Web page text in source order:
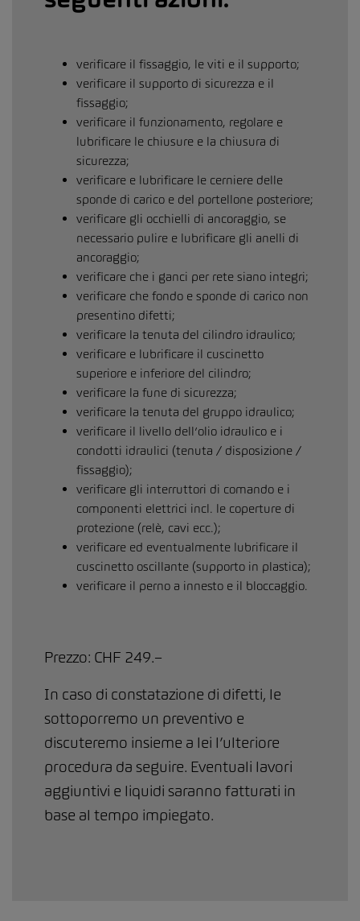
verificare il fissaggio, le viti e il supporto;
verificare il supporto di sicurezza e il
fissaggio;
verificare il funzionamento, regolare e
lubrificare le chiusure e la chiusura di
sicurezza;
verificare e lubrificare le cerniere delle
sponde di carico e del portellone posteriore;
verificare gli occhielli di ancoraggio, se
necessario pulire e lubrificare gli anelli di
ancoraggio;
verificare che i ganci per rete siano integri;
verificare che fondo e sponde di carico non
presentino difetti;
verificare la tenuta del cilindro idraulico;
verificare e lubrificare il cuscinetto
superiore e inferiore del cilindro;
verificare la fune di sicurezza;
verificare la tenuta del gruppo idraulico;
verificare il livello dell’olio idraulico e i
condotti idraulici (tenuta / disposizione /
fissaggio);
verificare gli interruttori di comando e i
componenti elettrici incl. le coperture di
protezione (relè, cavi ecc.);
verificare ed eventualmente lubrificare il
cuscinetto oscillante (supporto in plastica);
verificare il perno a innesto e il bloccaggio.
Prezzo: CHF 249.–
In caso di constatazione di difetti, le
sottoporremo un preventivo e
discuteremo insieme a lei l’ulteriore
procedura da seguire. Eventuali lavori
aggiuntivi e liquidi saranno fatturati in
base al tempo impiegato.